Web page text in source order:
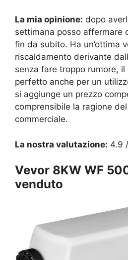
La mia opinione: dopo
settimana posso affermare
fin da subito. Ha un’ottima
riscaldamento derivante
senza fare troppo rumore, il
perfetto anche per un
si aggiunge un prezzo
comprensibile la ragione
commerciale.
La nostra valutazione: 4.9 /
Vevor 8KW WF
venduto